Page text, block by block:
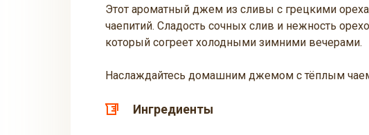
Этот ароматный джем из сливы с грецкими
чаепитий. Сладость сочных слив и нежность
который согреет холодными зимними вечерами.
Наслаждайтесь домашним джемом с тёплым
Ингредиенты